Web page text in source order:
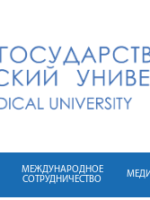
МЕЖДУНАРОДНОЕ
СОТРУДНИЧЕСТВО